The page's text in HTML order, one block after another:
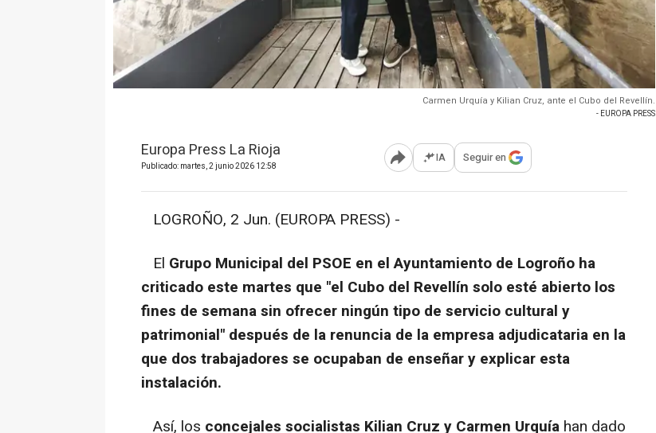
Carmen Urquía y Kilian Cruz, ante el Cubo del Revellín.
- EUROPA PRESS
Europa Press La Rioja
Publicado: martes, 2 junio 2026 12:58 Abrir opciones para compartir
IA Seguir en
LOGROÑO, 2 Jun. (EUROPA PRESS) -
El Grupo Municipal del PSOE en el Ayuntamiento de Logroño ha
criticado este martes que "el Cubo del Revellín solo esté abierto los
fines de semana sin ofrecer ningún tipo de servicio cultural y
patrimonial" después de la renuncia de la empresa adjudicataria en la
que dos trabajadores se ocupaban de enseñar y explicar esta
instalación.
Así, los concejales socialistas Kilian Cruz y Carmen Urquía han dado